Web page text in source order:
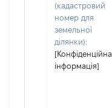
(кадастровий
номер для
земельної
ділянки):
[Конфіденційна
інформація]